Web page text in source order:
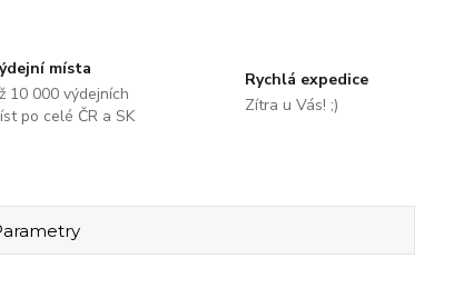
místa
10 000 výdejních
po celé ČR a SK
Rychlá expedice
Zítra u Vás! ;)